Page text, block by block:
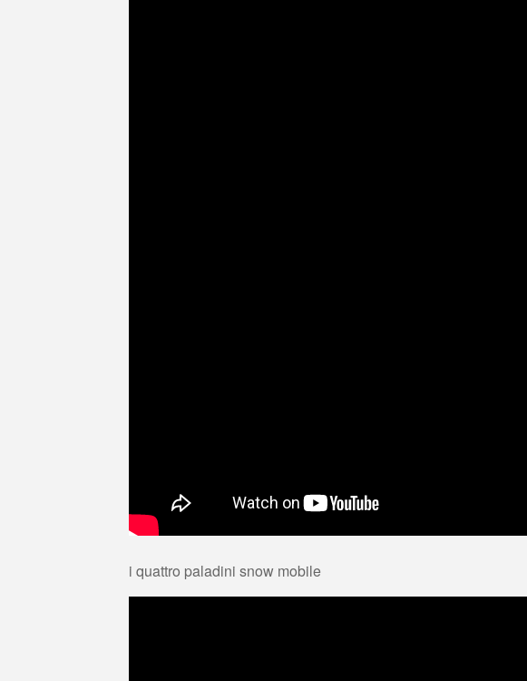
i quattro paladini snow mobile